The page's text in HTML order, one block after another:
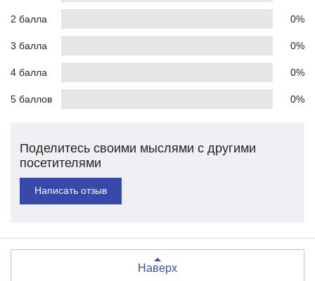
2 балла 0%
3 балла 0%
4 балла 0%
5 баллов 0%
Поделитесь своими мыслями с другими
посетителями
Написать отзыв
Наверх